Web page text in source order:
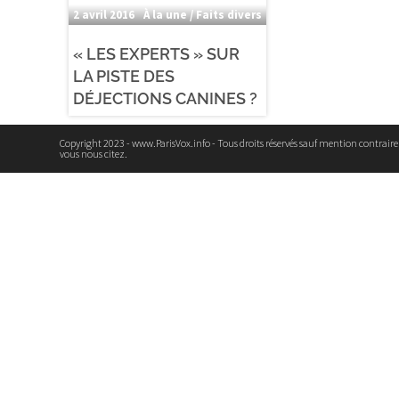
2 avril 2016 À la une / Faits divers
« LES EXPERTS » SUR
LA PISTE DES
DÉJECTIONS CANINES ?
Copyright 2023 - www.ParisVox.info - Tous droits réservés sauf mention
vous nous citez.